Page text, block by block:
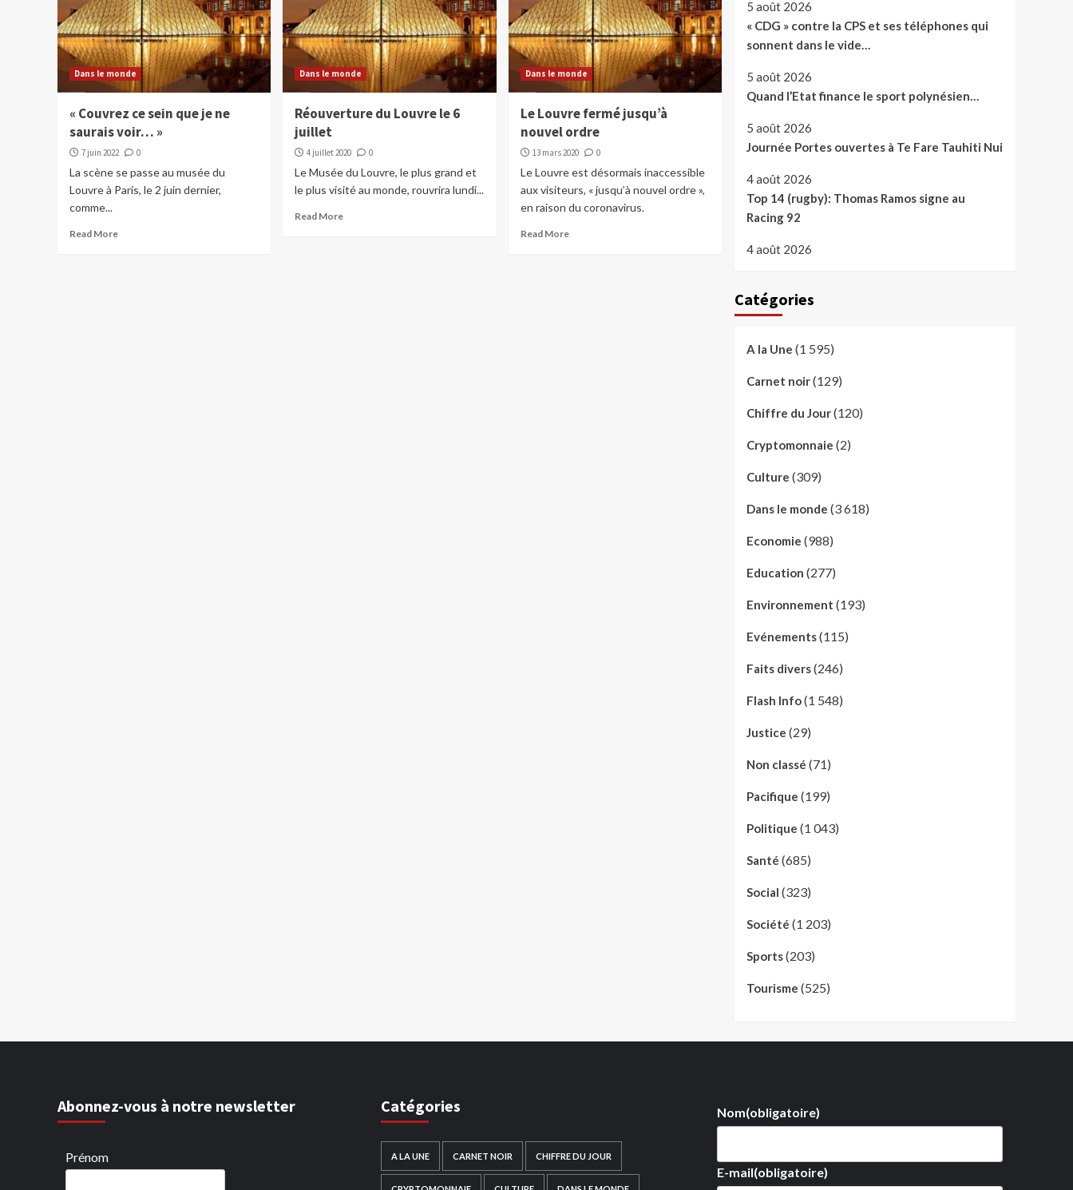
Dans le monde
« Couvrez ce sein que je ne
saurais voir… »
7 juin 2022 0
La scène se passe au musée du
Louvre à Paris, le 2 juin dernier,
comme...
Read More
Dans le monde
Réouverture du Louvre le 6
juillet
4 juillet 2020 0
Le Musée du Louvre, le plus grand et
le plus visité au monde, rouvrira lundi...
Read More
Dans le monde
Le Louvre fermé jusqu’à
nouvel ordre
13 mars 2020 0
Le Louvre est désormais inaccessible
aux visiteurs, « jusqu’à nouvel ordre »,
en raison du coronavirus.
Read More
5 août 2026
« CDG » contre la CPS et ses téléphones qui
sonnent dans le vide…
5 août 2026
Quand l’Etat finance le sport polynésien…
5 août 2026
Journée Portes ouvertes à Te Fare Tauhiti Nui
4 août 2026
Top 14 (rugby): Thomas Ramos signe au
Racing 92
4 août 2026
Catégories
A la Une (1 595)
Carnet noir(129)
Chiffre du Jour(120)
Cryptomonnaie (2)
Culture (309)
Dans le monde (3 618)
Economie (988)
Education (277)
Environnement (193)
Evénements(115)
Faits divers(246)
Flash Info(1 548)
Justice (29)
Non classé (71)
Pacifique (199)
Politique (1 043)
Santé (685)
Social (323)
Société (1 203)
Sports(203)
Tourisme (525)
Abonnez-vous à notre newsletter
Prénom
Catégories
A LA UNE CARNET NOIR CHIFFRE DU JOUR
Nom(obligatoire)
E-mail(obligatoire)